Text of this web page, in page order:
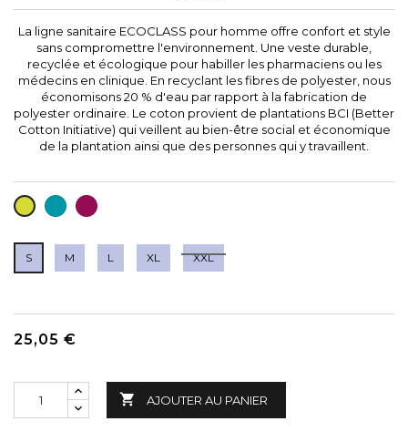
La ligne sanitaire ECOCLASS pour homme offre confort et style
sans compromettre l'environnement. Une veste durable,
recyclée et écologique pour habiller les pharmaciens ou les
médecins en clinique. En recyclant les fibres de polyester, nous
économisons 20 % d'eau par rapport à la fabrication de
polyester ordinaire. Le coton provient de plantations BCI (Better
Cotton Initiative) qui veillent au bien-être social et économique
de la plantation ainsi que des personnes qui y travaillent.
PISTACHE
AIGUE-
MARINE
AUBERGINE
S M L XL XXL
25,05 €
 AJOUTER AU PANIER